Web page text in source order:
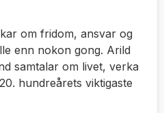
om fridom, ansvar og
enn nokon gong. Arild
samtalar om livet, verka
hundreårets viktigaste